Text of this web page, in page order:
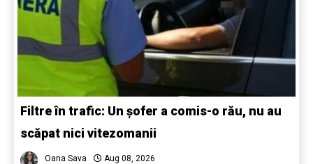
Filtre în trafic: Un șofer a comis-o rău, nu au
scăpat nici vitezomanii
Oana Sava Aug 08, 2026